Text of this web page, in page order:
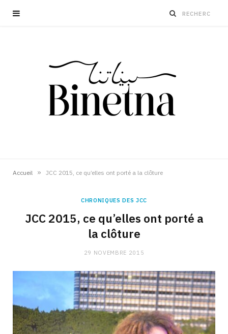
Accueil » JCC 2015, ce qu’elles ont porté a la clôture
CHRONIQUES DES JCC
JCC 2015, ce qu’elles ont porté a
la clôture
29 NOVEMBRE 2015